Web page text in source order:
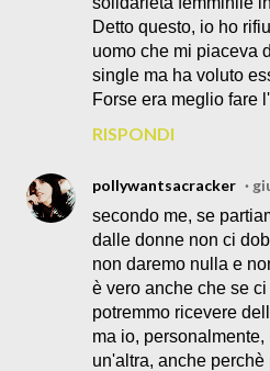
Detto questo, io ho
uomo che mi piaceva
single ma ha voluto
Forse era meglio fare
RISPONDI
pollywantsacracker
secondo me, se
dalle donne non ci
non daremo nulla e
è vero anche che se
potremmo ricevere
ma io,
un'altra, anche